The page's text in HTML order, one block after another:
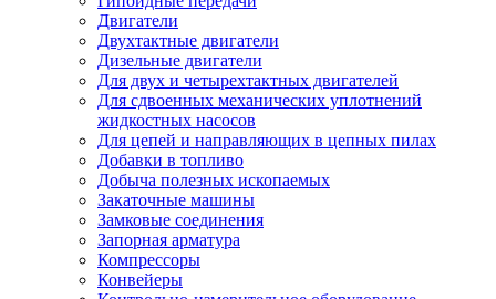
Двигатели
Двухтактные двигатели
Дизельные двигатели
Для двух и четырехтактных двигателей
Для сдвоенных механических уплотнений
жидкостных насосов
Для цепей и направляющих в цепных пилах
Добавки в топливо
Добыча полезных ископаемых
Закаточные машины
Замковые соединения
Запорная арматура
Компрессоры
Конвейеры